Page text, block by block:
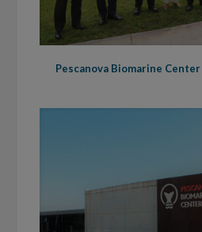
Pescanova Biomarine